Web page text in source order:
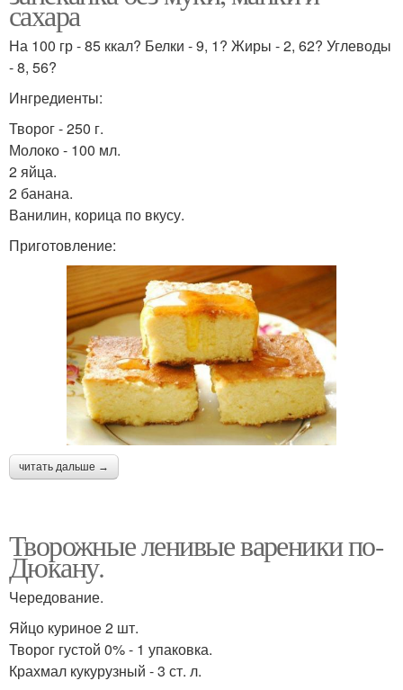
сахара
На 100 гр - 85 ккал? Белки - 9, 1? Жиры - 2, 62? Углеводы
- 8, 56?
Ингредиенты:
Творог - 250 г.
Молоко - 100 мл.
2 яйца.
2 банана.
Ванилин, корица по вкусу.
Приготовление:
читать дальше →
Творожные ленивые вареники по-
Дюкану.
Чередование.
Яйцо куриное 2 шт.
Творог густой 0% - 1 упаковка.
Крахмал кукурузный - 3 ст. л.